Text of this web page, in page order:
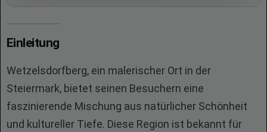
Einleitung
Wetzelsdorfberg, ein malerischer Ort in der
Steiermark, bietet seinen Besuchern eine
faszinierende Mischung aus natürlicher Schönheit
und kultureller Tiefe. Diese Region ist bekannt für